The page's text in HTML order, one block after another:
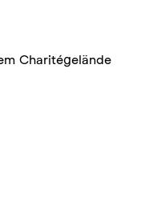
Charitégelände